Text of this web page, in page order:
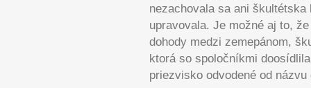
nezachovala sa ani
upravovala. Je možné aj to,
dohody medzi zemepánom,
ktorá so spoločníkmi
priezvisko odvodené od názvu